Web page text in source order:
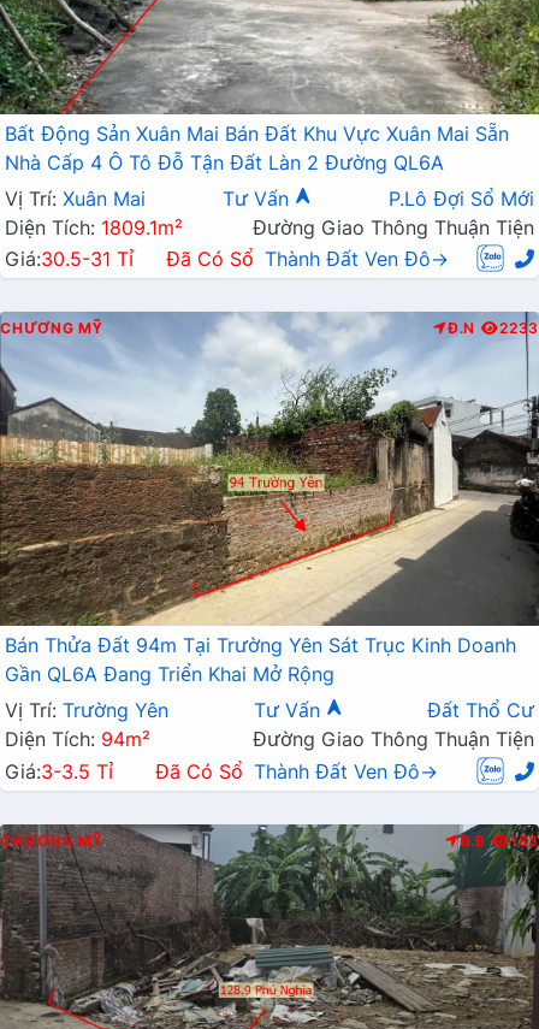
Bất Động Sản Xuân Mai Bán Đất Khu Vực Xuân Mai Sẵn
Nhà Cấp 4 Ô Tô Đỗ Tận Đất Làn 2 Đường QL6A
Vị Trí: Xuân Mai Tư Vấn
P.Lô Đợi Sổ Mới
Diện Tích: 1809.1m²
Đường Giao Thông Thuận Tiện
Giá:30.5-31 Tỉ Đã Có Sổ Thành Đất Ven Đô→
CHƯƠNG MỸ Đ.N 2233
Bán Thửa Đất 94m Tại Trường Yên Sát Trục Kinh Doanh
Gần QL6A Đang Triển Khai Mở Rộng
Vị Trí: Trường Yên Tư Vấn
Đất Thổ Cư
Diện Tích: 94m²
Đường Giao Thông Thuận Tiện
Giá:3-3.5 Tỉ Đã Có Sổ Thành Đất Ven Đô→
CHƯƠNG MỸ Đ.B 183